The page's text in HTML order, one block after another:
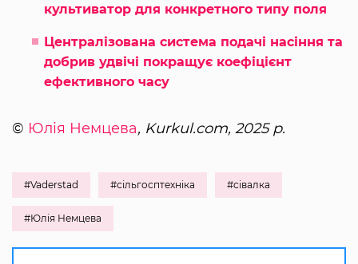
культиватор для конкретного типу поля
Централізована система подачі насіння та
добрив удвічі покращує коефіцієнт
ефективного часу
© Юлія Немцева, Kurkul.com, 2025 р.
#Vaderstad #сільгосптехніка #сівалка
#Юлія Немцева